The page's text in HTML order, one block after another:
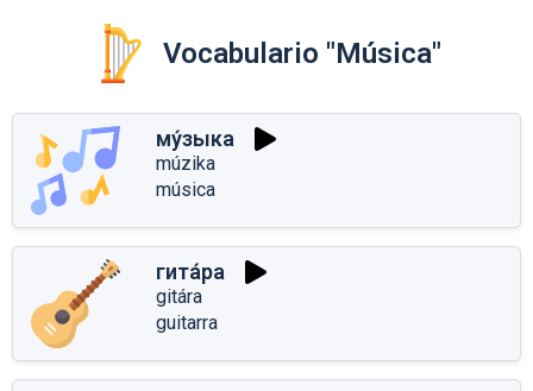
Vocabulario "Música"
му́зыка
múzika
música
гита́ра
gitára
guitarra